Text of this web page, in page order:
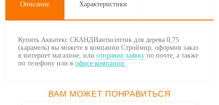
Описание Характеристики
Купить Акватекс СКАНДИантисептик для дерева 0,75
(карамель) вы можете в компании Строймир, оформив заказ
в интернет магазине, или отправив заявку по почте, а также
по телефону или в офисе компании .
ВАМ МОЖЕТ ПОНРАВИТЬСЯ